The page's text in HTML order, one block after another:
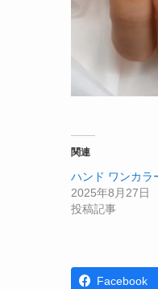
関連
ハンド ワンカラ
2025年8月27日
投稿記事
Facebook